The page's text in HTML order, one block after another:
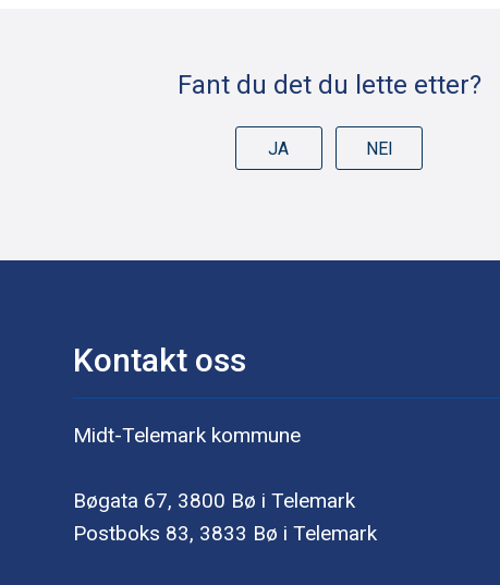
Fant du det du lette etter?
JA NEI
Kontakt oss
Midt-Telemark kommune
Bøgata 67, 3800 Bø i Telemark
Postboks 83, 3833 Bø i Telemark